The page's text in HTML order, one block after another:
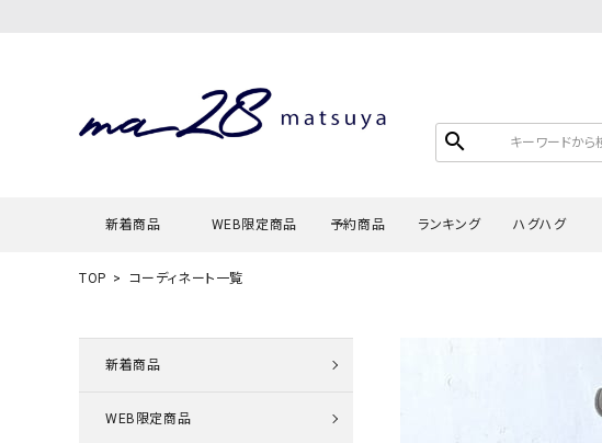
search
新着商品 WEB限定商品 予約商品 ランキング ハグハグ
シャツ・ブラウス
カーディガン
TOP コーディネート一覧
新着商品
WEB限定商品